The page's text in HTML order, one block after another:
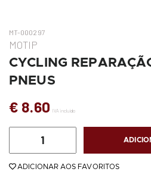
MT-000297
MOTIP
CYCLING
PNEUS
€ 8.60 IVA incluído
ADICIONAR AOS FAVORITOS